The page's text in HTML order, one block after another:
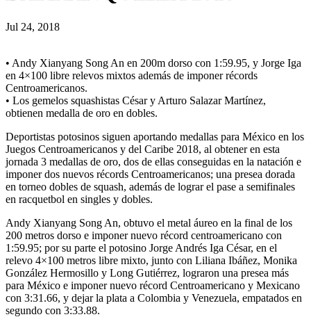
Jul 24, 2018
• Andy Xianyang Song An en 200m dorso con 1:59.95, y Jorge Iga
en 4×100 libre relevos mixtos además de imponer récords
Centroamericanos.
• Los gemelos squashistas César y Arturo Salazar Martínez,
obtienen medalla de oro en dobles.
Deportistas potosinos siguen aportando medallas para México en los
Juegos Centroamericanos y del Caribe 2018, al obtener en esta
jornada 3 medallas de oro, dos de ellas conseguidas en la natación e
imponer dos nuevos récords Centroamericanos; una presea dorada
en torneo dobles de squash, además de lograr el pase a semifinales
en racquetbol en singles y dobles.
Andy Xianyang Song An, obtuvo el metal áureo en la final de los
200 metros dorso e imponer nuevo récord centroamericano con
1:59.95; por su parte el potosino Jorge Andrés Iga César, en el
relevo 4×100 metros libre mixto, junto con Liliana Ibáñez, Monika
González Hermosillo y Long Gutiérrez, lograron una presea más
para México e imponer nuevo récord Centroamericano y Mexicano
con 3:31.66, y dejar la plata a Colombia y Venezuela, empatados en
segundo con 3:33.88.